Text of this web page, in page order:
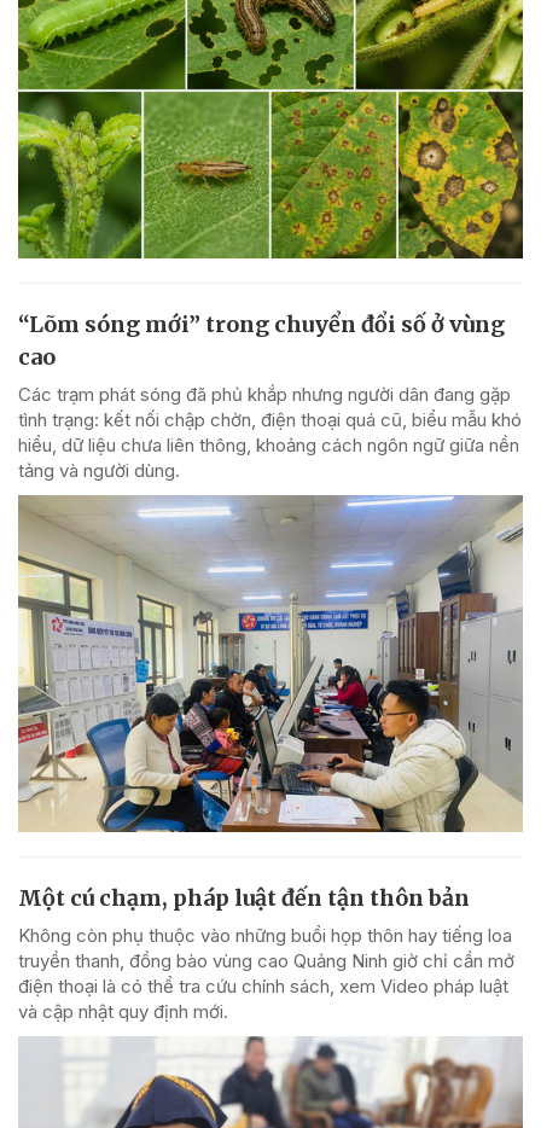
“Lõm sóng mới” trong chuyển đổi số ở vùng
cao
Các trạm phát sóng đã phủ khắp nhưng người dân đang gặp
tình trạng: kết nối chập chờn, điện thoại quá cũ, biểu mẫu khó
hiểu, dữ liệu chưa liên thông, khoảng cách ngôn ngữ giữa nền
tảng và người dùng.
Một cú chạm, pháp luật đến tận thôn bản
Không còn phụ thuộc vào những buổi họp thôn hay tiếng loa
truyền thanh, đồng bào vùng cao Quảng Ninh giờ chỉ cần mở
điện thoại là có thể tra cứu chính sách, xem Video pháp luật
và cập nhật quy định mới.